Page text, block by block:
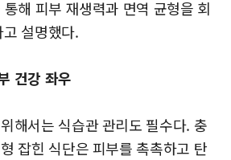
해 피부 재생력과 면역 균형을 회
설명했다.
건강 좌우
해서는 식습관 관리도 필수다. 충
잡힌 식단은 피부를 촉촉하고 탄